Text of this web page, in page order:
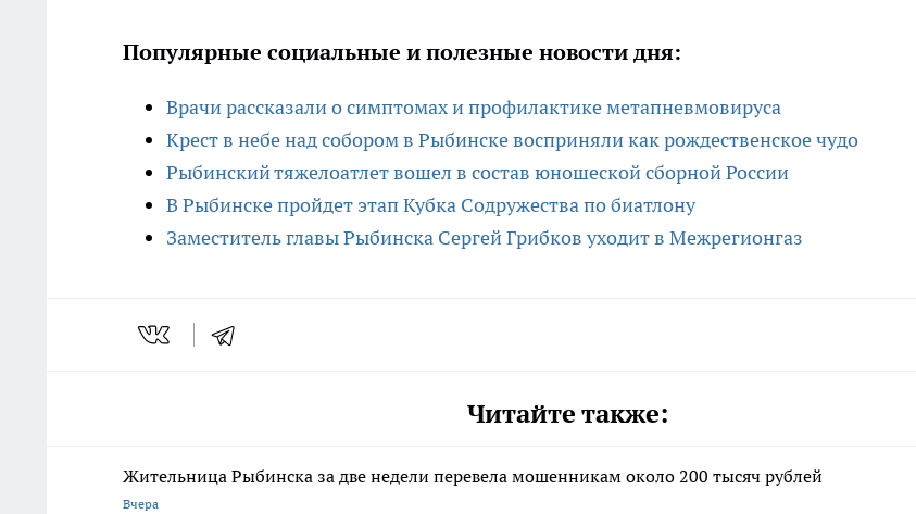
Популярные социальные и полезные новости дня:
Врачи рассказали о симптомах и профилактике метапневмовируса
Крест в небе над собором в Рыбинске восприняли как рождественское чудо
Рыбинский тяжелоатлет вошел в состав юношеской сборной России
В Рыбинске пройдет этап Кубка Содружества по биатлону
Заместитель главы Рыбинска Сергей Грибков уходит в Межрегионгаз
Читайте также:
Жительница Рыбинска за две недели перевела мошенникам около 200 тысяч рублей
Вчера